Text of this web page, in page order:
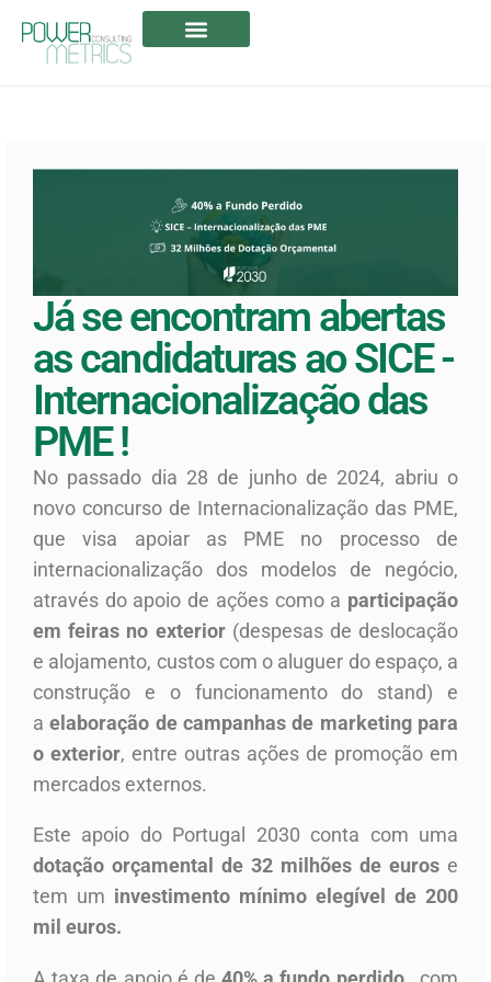
Já se encontram abertas
as candidaturas ao SICE -
Internacionalização das
PME !
No passado dia 28 de junho de 2024, abriu o
novo concurso de Internacionalização das PME,
que visa apoiar as PME no processo de
internacionalização dos modelos de negócio,
através do apoio de ações como a participação
em feiras no exterior(despesas de deslocação
e alojamento, custos com o aluguer do espaço, a
construção e o funcionamento do stand) e
aelaboração de campanhas de marketing para
o exterior, entre outras ações de promoção em
mercados externos.
Este apoio do Portugal 2030 conta com uma
dotação orçamental de 32 milhões de euros e
tem um investimento mínimo elegível de 200
mil euros.